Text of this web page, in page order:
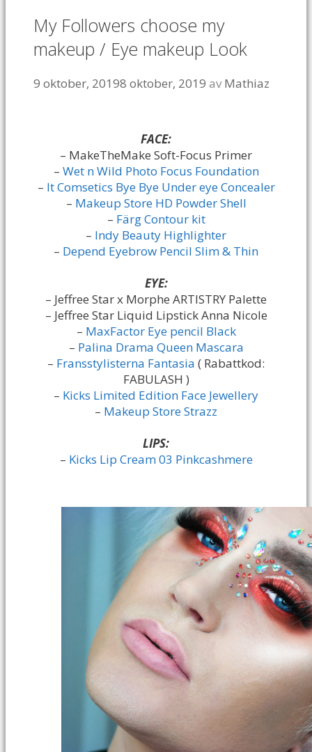
My Followers choose my
makeup / Eye makeup Look
9 oktober, 20198 oktober, 2019 avMathiaz
FACE:
– MakeTheMake Soft-Focus Primer
– Wet n Wild Photo Focus Foundation
– It Comsetics Bye Bye Under eye Concealer
– Makeup Store HD Powder Shell
– Färg Contour kit
– Indy Beauty Highlighter
– Depend Eyebrow Pencil Slim & Thin
EYE:
– Jeffree Star x Morphe ARTISTRY Palette
– Jeffree Star Liquid Lipstick Anna Nicole
– MaxFactor Eye pencil Black
– Palina Drama Queen Mascara
– Fransstylisterna Fantasia ( Rabattkod:
FABULASH )
– Kicks Limited Edition Face Jewellery
– Makeup Store Strazz
LIPS:
– Kicks Lip Cream 03 Pinkcashmere